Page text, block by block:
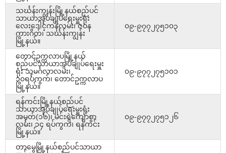
သင်္ဃန်းကျွန်းမြို့နယ်စည်ပင်
သာယာအုပ်ချုပ်ရေးမှူးရုံး
လေးဒေါင့်ကန်လမ်း၊ ဇဝန
ကားဂိတ်၊ သင်္ဃန်းကျွန်း
မြို့နယ်။
၀၉-၉၇၇၂၇၅၁၀၃
တောင်ဥက္ကလာပမြို့နယ်
စည်ပင်သာယာအုပ်ချုပ်ရေးမှူး
ရုံး သုမင်္ဂလာလမ်း၊
၁၀ရပ်ကွက်၊ တောင်ဥက္ကလာပ
မြို့နယ်။
၀၉-၉၇၇၂၇၅၁၀၁
ရန်ကင်းမြို့နယ်စည်ပင်
သာယာအုပ်ချုပ်ရေးမှူးရုံး
အမှတ်(၁၆)၊ မင်းရဲကျော်စွာ
လမ်း၊ ၁၄ ရပ်ကွက်၊ ရန်ကင်း
မြို့နယ်။
၀၉-၉၇၇၂၇၅၁၂၆
တာမွေမြို့နယ်စည်ပင်သာယာ